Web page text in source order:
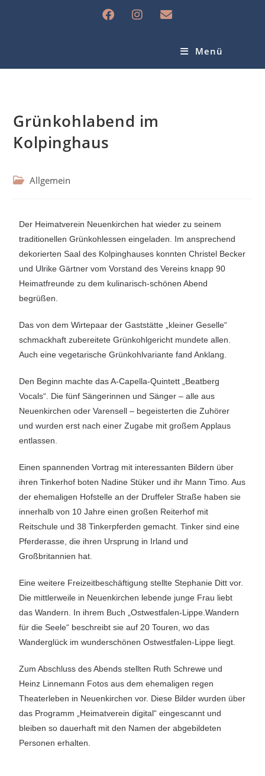
Menü
Grünkohlabend im
Kolpinghaus
Allgemein
Der Heimatverein Neuenkirchen hat wieder zu seinem
traditionellen Grünkohlessen eingeladen. Im ansprechend
dekorierten Saal des Kolpinghauses konnten Christel Becker
und Ulrike Gärtner vom Vorstand des Vereins knapp 90
Heimatfreunde zu dem kulinarisch-schönen Abend
begrüßen.
Das von dem Wirtepaar der Gaststätte „kleiner Geselle“
schmackhaft zubereitete Grünkohlgericht mundete allen.
Auch eine vegetarische Grünkohlvariante fand Anklang.
Den Beginn machte das A-Capella-Quintett „Beatberg
Vocals“. Die fünf Sängerinnen und Sänger – alle aus
Neuenkirchen oder Varensell – begeisterten die Zuhörer
und wurden erst nach einer Zugabe mit großem Applaus
entlassen.
Einen spannenden Vortrag mit interessanten Bildern über
ihren Tinkerhof boten Nadine Stüker und ihr Mann Timo. Aus
der ehemaligen Hofstelle an der Druffeler Straße haben sie
innerhalb von 10 Jahre einen großen Reiterhof mit
Reitschule und 38 Tinkerpferden gemacht. Tinker sind eine
Pferderasse, die ihren Ursprung in Irland und
Großbritannien hat.
Eine weitere Freizeitbeschäftigung stellte Stephanie Ditt vor.
Die mittlerweile in Neuenkirchen lebende junge Frau liebt
das Wandern. In ihrem Buch „Ostwestfalen-Lippe.Wandern
für die Seele“ beschreibt sie auf 20 Touren, wo das
Wanderglück im wunderschönen Ostwestfalen-Lippe liegt.
Zum Abschluss des Abends stellten Ruth Schrewe und
Heinz Linnemann Fotos aus dem ehemaligen regen
Theaterleben in Neuenkirchen vor. Diese Bilder wurden über
das Programm „Heimatverein digital“ eingescannt und
bleiben so dauerhaft mit den Namen der abgebildeten
Personen erhalten.